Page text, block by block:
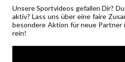
KOMMENTIERE ES!
Unsere Sportvideos gefallen Dir?
aktiv? Lass uns über eine faire
besondere Aktion für neue Partner
rein!